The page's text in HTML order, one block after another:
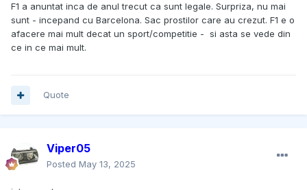
F1 a anuntat inca de anul trecut ca sunt legale. Surpriza, nu mai
sunt - incepand cu Barcelona. Sac prostilor care au crezut. F1 e o
afacere mai mult decat un sport/competitie - si asta se vede din
ce in ce mai mult.
Quote
Viper05
Posted May 13, 2025